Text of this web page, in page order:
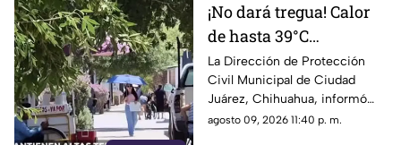
¡No dará tregua! Calor
de hasta 39°C
continuará en Ciudad
Juárez y autoridades
piden extremar
precauciones
La Dirección de Protección
Civil Municipal de Ciudad
Juárez, Chihuahua, informó
que continuarán registrándose
agosto 09, 2026 11:40 p. m.